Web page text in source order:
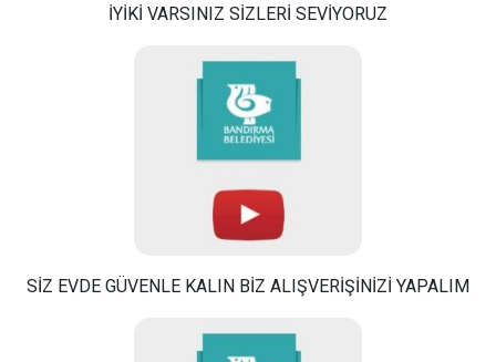
İYİKİ VARSINIZ SİZLERİ SEVİYORUZ
SİZ EVDE GÜVENLE KALIN BİZ ALIŞVERİŞİNİZİ YAPALIM